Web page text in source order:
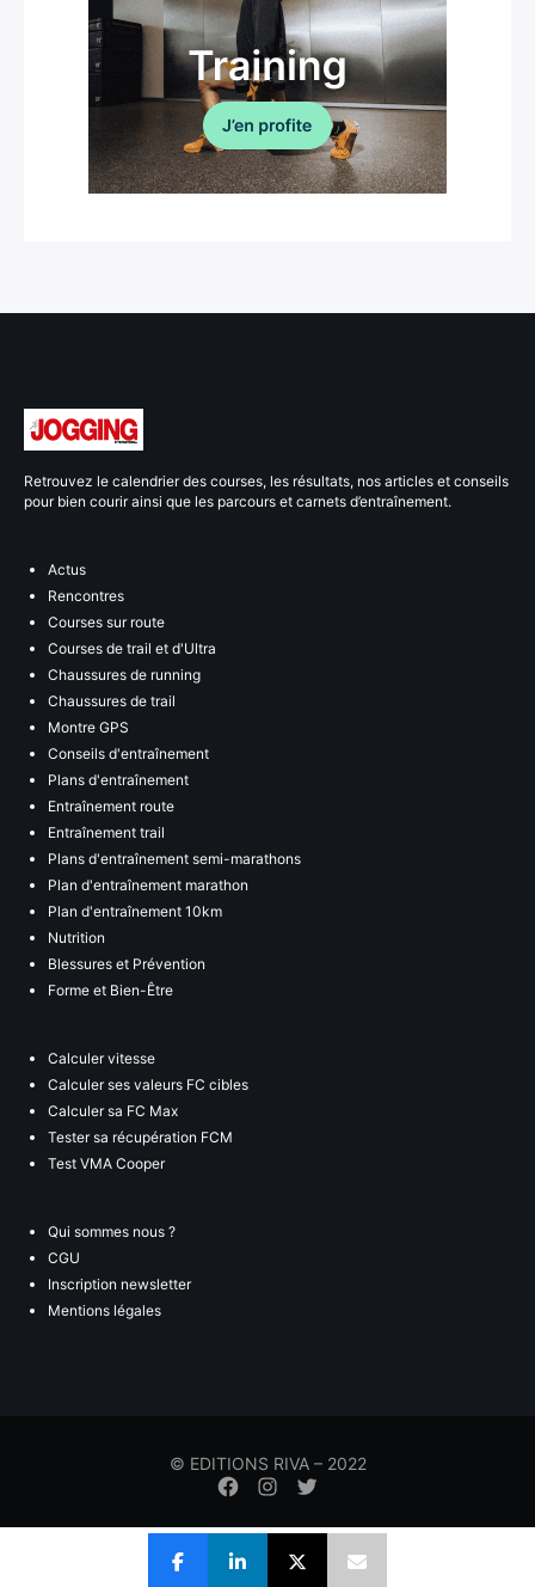
Retrouvez le calendrier des courses, les résultats, nos articles et conseils
pour bien courir ainsi que les parcours et carnets d’entraînement.
Actus
Rencontres
Courses sur route
Courses de trail et d'Ultra
Chaussures de running
Chaussures de trail
Montre GPS
Conseils d'entraînement
Plans d'entraînement
Entraînement route
Entraînement trail
Plans d'entraînement semi-marathons
Plan d'entraînement marathon
Plan d'entraînement 10km
Nutrition
Blessures et Prévention
Forme et Bien-Être
Calculer vitesse
Calculer ses valeurs FC cibles
Calculer sa FC Max
Tester sa récupération FCM
Test VMA Cooper
Qui sommes nous ?
CGU
Inscription newsletter
Mentions légales
© EDITIONS RIVA – 2022
Élément
menude
de